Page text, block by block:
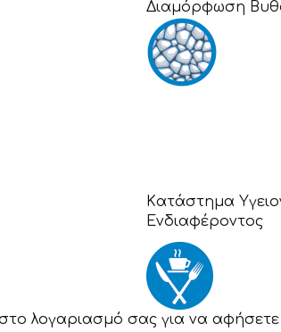
Διαμόρφωση
Kατάστημα
Ενδιαφέροντος
λογαριασμό σας για να